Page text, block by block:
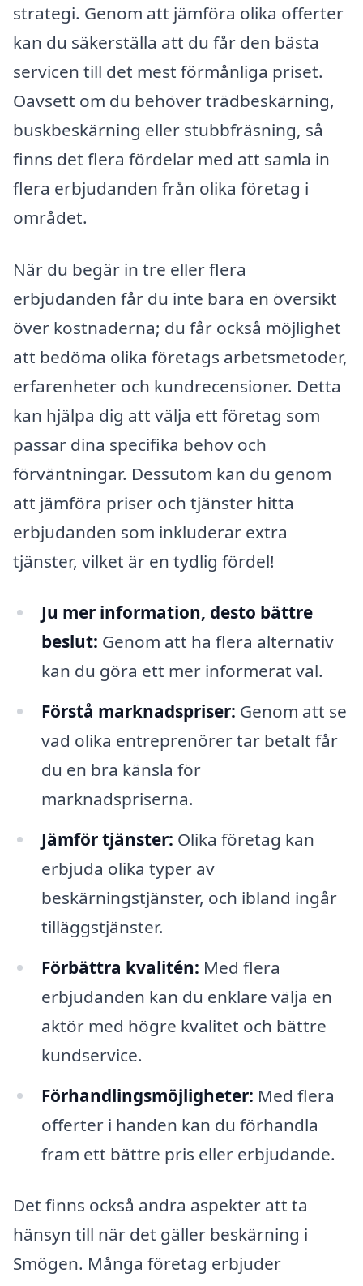
strategi. Genom att jämföra olika offerter
kan du säkerställa att du får den bästa
servicen till det mest förmånliga priset.
Oavsett om du behöver trädbeskärning,
buskbeskärning eller stubbfräsning, så
finns det flera fördelar med att samla in
flera erbjudanden från olika företag i
området.
När du begär in tre eller flera
erbjudanden får du inte bara en översikt
över kostnaderna; du får också möjlighet
att bedöma olika företags arbetsmetoder,
erfarenheter och kundrecensioner. Detta
kan hjälpa dig att välja ett företag som
passar dina specifika behov och
förväntningar. Dessutom kan du genom
att jämföra priser och tjänster hitta
erbjudanden som inkluderar extra
tjänster, vilket är en tydlig fördel!
Ju mer information, desto bättre
beslut: Genom att ha flera alternativ
kan du göra ett mer informerat val.
Förstå marknadspriser: Genom att se
vad olika entreprenörer tar betalt får
du en bra känsla för
marknadspriserna.
Jämför tjänster: Olika företag kan
erbjuda olika typer av
beskärningstjänster, och ibland ingår
tilläggstjänster.
Förbättra kvalitén: Med flera
erbjudanden kan du enklare välja en
aktör med högre kvalitet och bättre
kundservice.
Förhandlingsmöjligheter: Med flera
offerter i handen kan du förhandla
fram ett bättre pris eller erbjudande.
Det finns också andra aspekter att ta
hänsyn till när det gäller beskärning i
Smögen. Många företag erbjuder